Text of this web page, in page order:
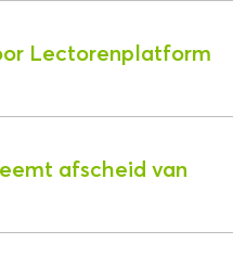
Lectorenplatform
afscheid van